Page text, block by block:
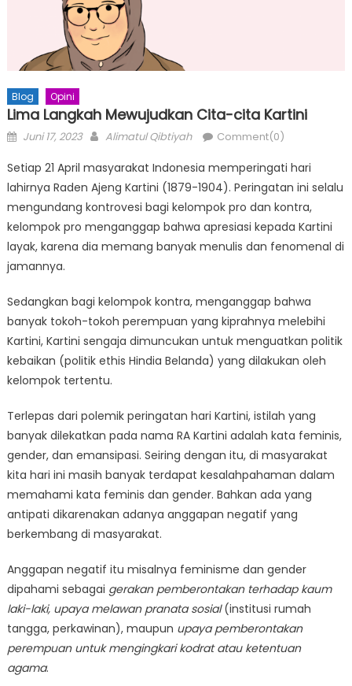
Blog Opini
Lima Langkah Mewujudkan Cita-cita Kartini
Posted
Juni 17, 2023 Author
Alimatul Qibtiyah Comment(0)
Setiap 21 April masyarakat Indonesia memperingati hari
lahirnya Raden Ajeng Kartini (1879-1904). Peringatan ini selalu
mengundang kontrovesi bagi kelompok pro dan kontra,
kelompok pro menganggap bahwa apresiasi kepada Kartini
layak, karena dia memang banyak menulis dan fenomenal di
jamannya.
Sedangkan bagi kelompok kontra, menganggap bahwa
banyak tokoh-tokoh perempuan yang kiprahnya melebihi
Kartini, Kartini sengaja dimuncukan untuk menguatkan politik
kebaikan (politik ethis Hindia Belanda) yang dilakukan oleh
kelompok tertentu.
Terlepas dari polemik peringatan hari Kartini, istilah yang
banyak dilekatkan pada nama RA Kartini adalah kata feminis,
gender, dan emansipasi. Seiring dengan itu, di masyarakat
kita hari ini masih banyak terdapat kesalahpahaman dalam
memahami kata feminis dan gender. Bahkan ada yang
antipati dikarenakan adanya anggapan negatif yang
berkembang di masyarakat.
Anggapan negatif itu misalnya feminisme dan gender
dipahami sebagai gerakan pemberontakan terhadap kaum
laki-laki, upaya melawan pranata sosial(institusi rumah
tangga, perkawinan), maupun upaya pemberontakan
perempuan untuk mengingkari kodrat atau ketentuan
agama.